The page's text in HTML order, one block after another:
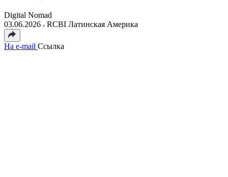
Digital Nomad
03.06.2026
RCBI Латинская Америка
На e-mail Ссылка